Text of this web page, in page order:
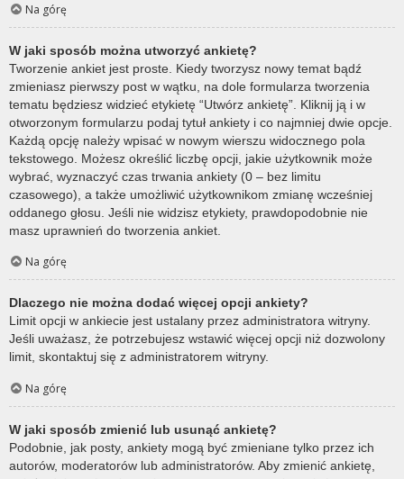
Na górę
W jaki sposób można utworzyć ankietę?
Tworzenie ankiet jest proste. Kiedy tworzysz nowy temat bądź
zmieniasz pierwszy post w wątku, na dole formularza tworzenia
tematu będziesz widzieć etykietę “Utwórz ankietę”. Kliknij ją i w
otworzonym formularzu podaj tytuł ankiety i co najmniej dwie opcje.
Każdą opcję należy wpisać w nowym wierszu widocznego pola
tekstowego. Możesz określić liczbę opcji, jakie użytkownik może
wybrać, wyznaczyć czas trwania ankiety (0 – bez limitu
czasowego), a także umożliwić użytkownikom zmianę wcześniej
oddanego głosu. Jeśli nie widzisz etykiety, prawdopodobnie nie
masz uprawnień do tworzenia ankiet.
Na górę
Dlaczego nie można dodać więcej opcji ankiety?
Limit opcji w ankiecie jest ustalany przez administratora witryny.
Jeśli uważasz, że potrzebujesz wstawić więcej opcji niż dozwolony
limit, skontaktuj się z administratorem witryny.
Na górę
W jaki sposób zmienić lub usunąć ankietę?
Podobnie, jak posty, ankiety mogą być zmieniane tylko przez ich
autorów, moderatorów lub administratorów. Aby zmienić ankietę,